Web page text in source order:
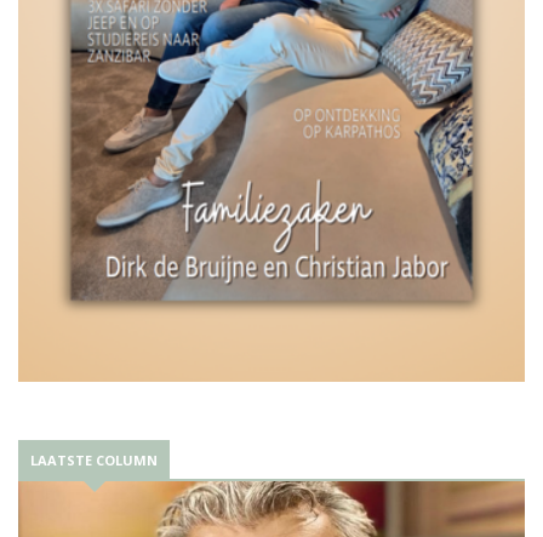
LAATSTE COLUMN